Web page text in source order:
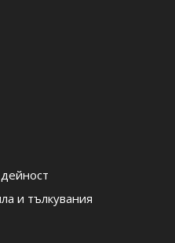
и тълкувания